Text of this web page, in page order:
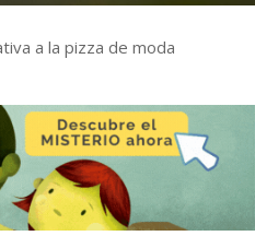
a la pizza de moda